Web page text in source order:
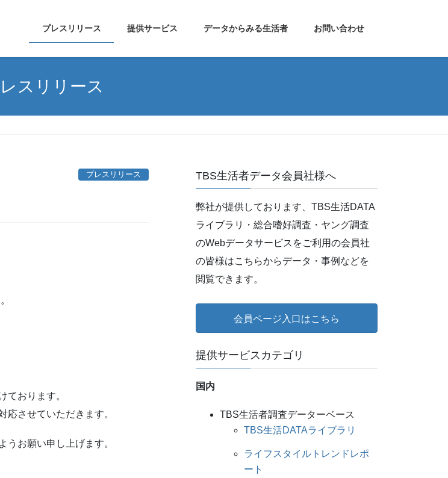
プレスリリース 提供サービス データからみる生活者 お問い合わせ
スリリース
プレスリリース
ております。
させていただきます。
うお願い申し上げます。
TBS生活者データ会員社様へ
弊社が提供しております、TBS生活DATA
ライブラリ・総合嗜好調査・ヤング調査
のWebデータサービスをご利用の会員社
の皆様はこちらからデータ・事例などを
閲覧できます。
会員ページ入口はこちら
提供サービスカテゴリ
国内
TBS生活者調査データーベース
TBS生活DATAライブラリ
ライフスタイルトレンドレポ
ート